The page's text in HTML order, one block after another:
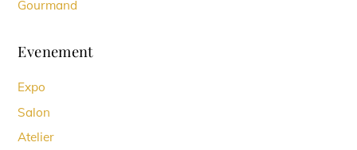
Gourmand
Evenement
Expo
Salon
Atelier